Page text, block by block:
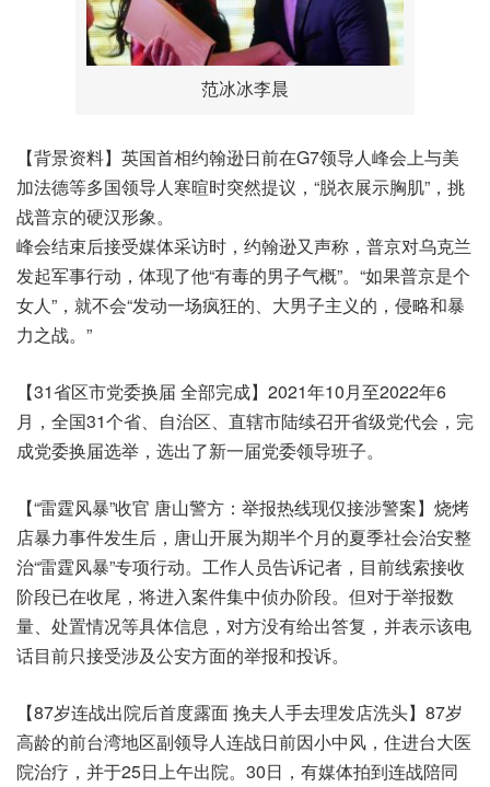
范冰冰李晨
【背景资料】英国首相约翰逊日前在G7领导人峰会上与美
加法德等多国领导人寒暄时突然提议，“脱衣展示胸肌”，挑
战普京的硬汉形象。
峰会结束后接受媒体采访时，约翰逊又声称，普京对乌克兰
发起军事行动，体现了他“有毒的男子气概”。“如果普京是个
女人”，就不会“发动一场疯狂的、大男子主义的，侵略和暴
力之战。”
【31省区市党委换届 全部完成】2021年10月至2022年6
月，全国31个省、自治区、直辖市陆续召开省级党代会，完
成党委换届选举，选出了新一届党委领导班子。
【“雷霆风暴”收官 唐山警方：举报热线现仅接涉警案】烧烤
店暴力事件发生后，唐山开展为期半个月的夏季社会治安整
治“雷霆风暴”专项行动。工作人员告诉记者，目前线索接收
阶段已在收尾，将进入案件集中侦办阶段。但对于举报数
量、处置情况等具体信息，对方没有给出答复，并表示该电
话目前只接受涉及公安方面的举报和投诉。
【87岁连战出院后首度露面 挽夫人手去理发店洗头】87岁
高龄的前台湾地区副领导人连战日前因小中风，住进台大医
院治疗，并于25日上午出院。30日，有媒体拍到连战陪同